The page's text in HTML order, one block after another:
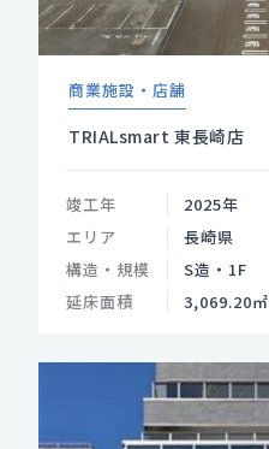
商業施設・店舗
TRIALsmart 東長崎店
竣工年
2025年
エリア
長崎県
構造・規模
S造・1F
延床面積
3,069.20㎡